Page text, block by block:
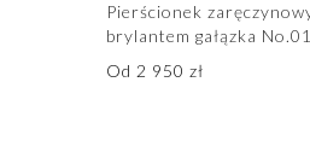
Pierścionek
brylantem gałązka No.01
Od 2 950 zł